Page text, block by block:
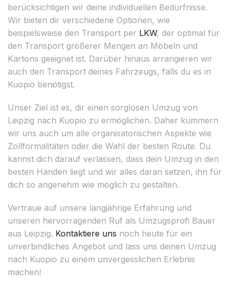
berücksichtigen wir deine individuellen Bedürfnisse.
Wir bieten dir verschiedene Optionen, wie
beispielsweise den Transport per LKW, der optimal für
den Transport größerer Mengen an Möbeln und
Kartons geeignet ist. Darüber hinaus arrangieren wir
auch den Transport deines Fahrzeugs, falls du es in
Kuopio benötigst.
Unser Ziel ist es, dir einen sorglosen Umzug von
Leipzig nach Kuopio zu ermöglichen. Daher kümmern
wir uns auch um alle organisatorischen Aspekte wie
Zollformalitäten oder die Wahl der besten Route. Du
kannst dich darauf verlassen, dass dein Umzug in den
besten Händen liegt und wir alles daran setzen, ihn für
dich so angenehm wie möglich zu gestalten.
Vertraue auf unsere langjährige Erfahrung und
unseren hervorragenden Ruf als Umzugsprofi Bauer
aus Leipzig. Kontaktiere uns noch heute für ein
unverbindliches Angebot und lass uns deinen Umzug
nach Kuopio zu einem unvergesslichen Erlebnis
machen!